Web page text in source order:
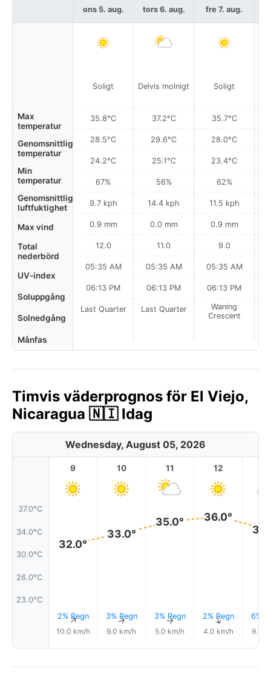
Max
temperatur
Genomsnittlig
temperatur
Min
temperatur
Genomsnittlig
luftfuktighet
Max vind
Total
nederbörd
UV-index
Soluppgång
Solnedgång
Månfas
ons 5. aug.
Soligt
35.8°C
28.5°C
24.2°C
67%
9.7 kph
0.9 mm
12.0
05:35 AM
06:13 PM
Last Quarter
tors 6. aug.
Delvis molnigt
37.2°C
29.6°C
25.1°C
56%
14.4 kph
0.0 mm
11.0
05:35 AM
06:13 PM
Last Quarter
fre 7. aug.
Soligt
35.7°C
28.0°C
23.4°C
62%
11.5 kph
0.9 mm
9.0
05:35 AM
06:13 PM
Waning
Crescent
Timvis väderprognos för El Viejo,
Nicaragua 🇳🇮 Idag
Wednesday, August 05, 2026
37.0°C
34.0°C
30.0°C
26.0°C
23.0°C
9
32.0°
2% Regn
↑
10.0 km/h
10
33.0°
3% Regn
↑
9.0 km/h
11
35.0°
3% Regn
↑
5.0 km/h
12
36.0°
2% Regn
↑
4.0 km/h
6%
9.0